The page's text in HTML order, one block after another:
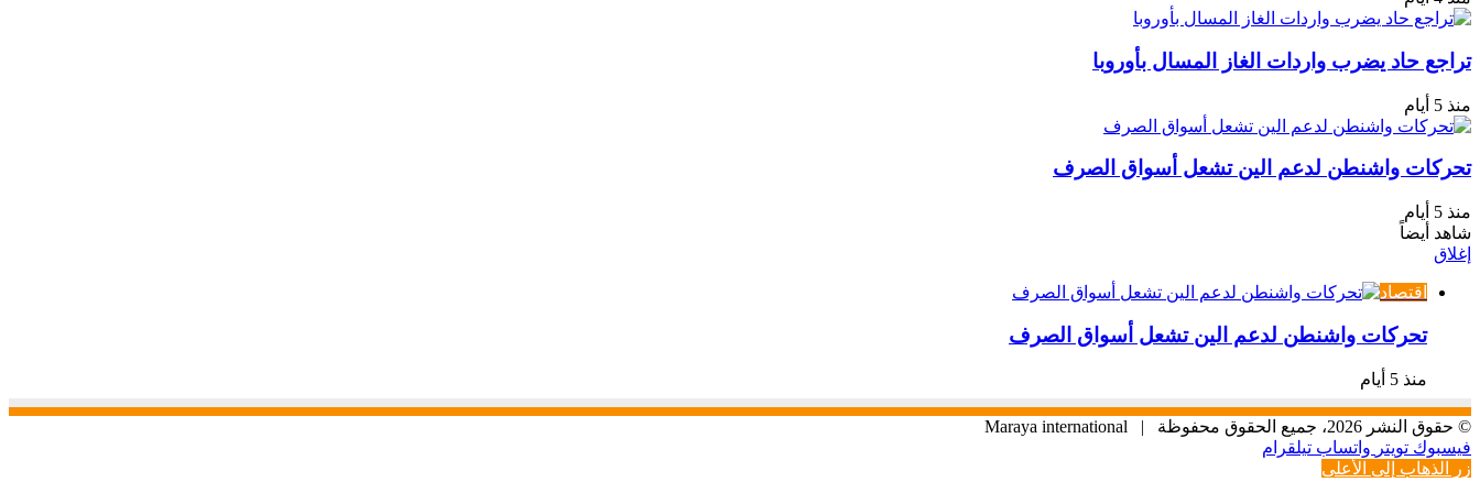
تراجع حاد يضرب واردات الغاز المسال بأوروبا
منذ 5 أيام
تحركات واشنطن لدعم الين تشعل أسواق الصرف
منذ 5 أيام
شاهد أيضاً
إغلاق
اقتصاد
تحركات واشنطن لدعم الين تشعل أسواق الصرف
منذ 5 أيام
© حقوق النشر 2026، جميع الحقوق محفوظة |
Maraya international
فيسبوك تويتر واتساب تيلقرام
زر الذهاب إلى الأعلى